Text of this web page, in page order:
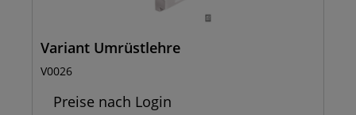
Variant Umrüstlehre
V0026
Preise nach Login